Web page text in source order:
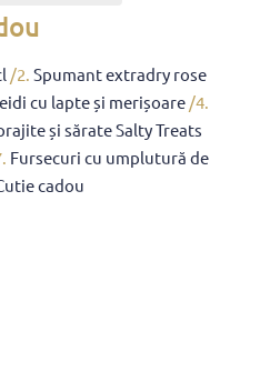
/2.Spumant extradry rose
cu lapte și merișoare /4.
și sărate Salty Treats
Fursecuri cu umplutură de
cadou